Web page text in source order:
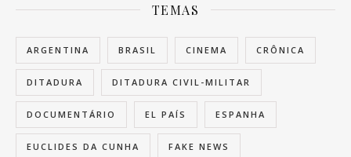
TEMAS
ARGENTINA BRASIL CINEMA CRÔNICA
DITADURA DITADURA CIVIL-MILITAR
DOCUMENTÁRIO EL PAÍS ESPANHA
EUCLIDES DA CUNHA FAKE NEWS